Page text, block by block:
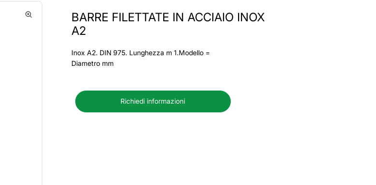
BARRE FILETTATE IN ACCIAIO INOX
A2
Inox A2. DIN 975. Lunghezza m 1.Modello =
Diametro mm
Richiedi informazioni